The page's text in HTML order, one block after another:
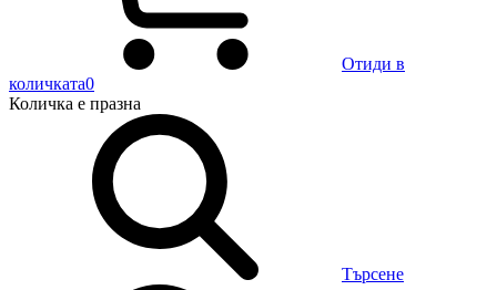
Отиди в
количката0
Количка е празна
Търсене